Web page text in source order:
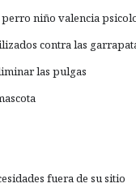
perro niño valencia
contra las
las pulgas
fuera de su sitio